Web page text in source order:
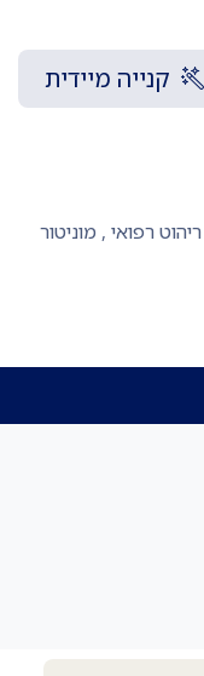
קנייה מיידית
ריהוט רפואי, מוניטור